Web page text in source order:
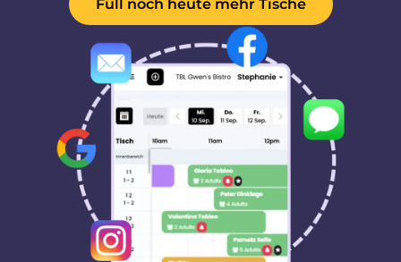
Füll noch heute mehr Tische